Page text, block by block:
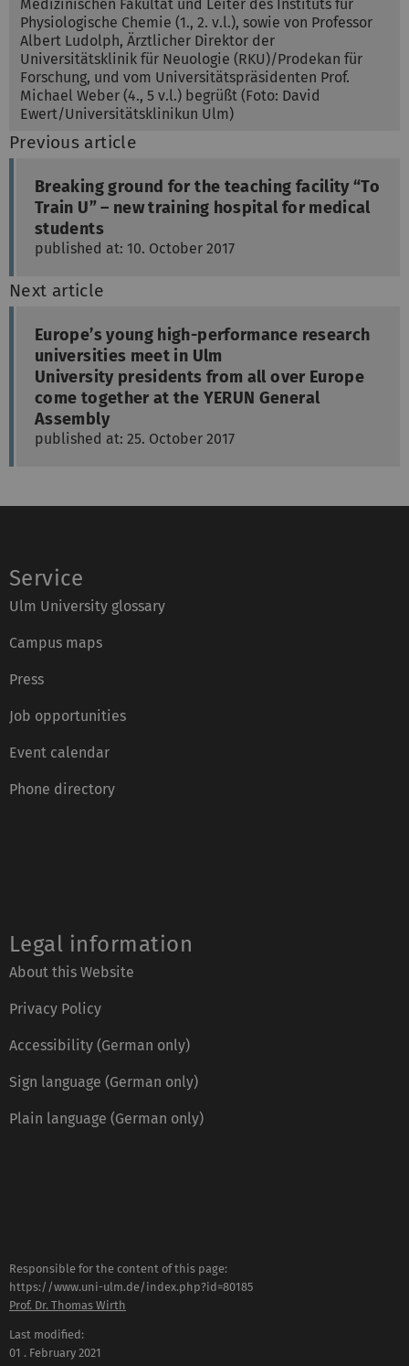
Medizinischen Fakultät und Leiter des Instituts für
Physiologische Chemie (1., 2. v.l.), sowie von Professor
Albert Ludolph, Ärztlicher Direktor der
Universitätsklinik für Neuologie (RKU)/Prodekan für
Forschung, und vom Universitätspräsidenten Prof.
Michael Weber (4., 5 v.l.) begrüßt (Foto: David
Ewert/Universitätsklinikun Ulm)
Previous article
Breaking ground for the teaching facility “To
Train U” – new training hospital for medical
students
published at: 10. October 2017
Next article
Europe’s young high-performance research
universities meet in Ulm
University presidents from all over Europe
come together at the YERUN General
Assembly
published at: 25. October 2017
Service
Ulm University glossary
Campus maps
Press
Job opportunities
Event calendar
Phone directory
Legal information
About this Website
Privacy Policy
Accessibility (German only)
Sign language (German only)
Plain language (German only)
Responsible for the content of this page:
https://www.uni-ulm.de/index.php?id=80185
Prof. Dr. Thomas Wirth
Last modified:
01 . February 2021